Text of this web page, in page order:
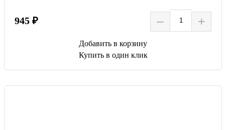
945 ₽ – +
Добавить в корзину
Купить в один клик